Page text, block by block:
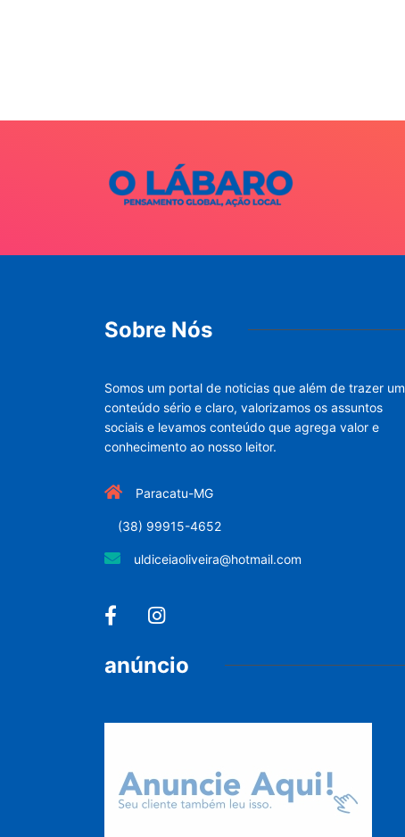
Sobre Nós
Somos um portal de noticias que além de trazer um
conteúdo sério e claro, valorizamos os assuntos
sociais e levamos conteúdo que agrega valor e
conhecimento ao nosso leitor.
Paracatu-MG
(38) 99915-4652
uldiceiaoliveira@hotmail.com
anúncio